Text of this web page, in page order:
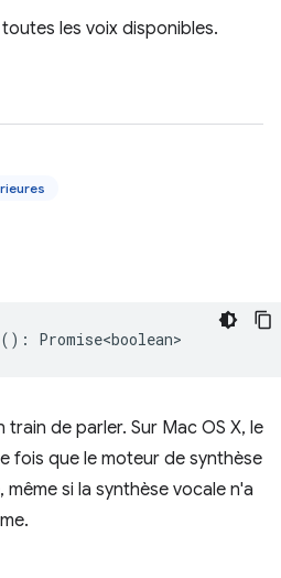
les voix disponibles.
() : Promise<boolean>
train de parler. Sur Mac OS X, le
fois que le moteur de synthèse
si la synthèse vocale n'a